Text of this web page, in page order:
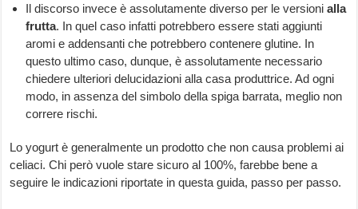
Il discorso invece è assolutamente diverso per le versionialla
frutta. In quel caso infatti potrebbero essere stati aggiunti
aromi e addensanti che potrebbero contenere glutine. In
questo ultimo caso, dunque, è assolutamente necessario
chiedere ulteriori delucidazioni alla casa produttrice. Ad ogni
modo, in assenza del simbolo della spiga barrata, meglio non
correre rischi.
Lo yogurt è generalmente un prodotto che non causa problemi ai
celiaci. Chi però vuole stare sicuro al 100%, farebbe bene a
seguire le indicazioni riportate in questa guida, passo per passo.